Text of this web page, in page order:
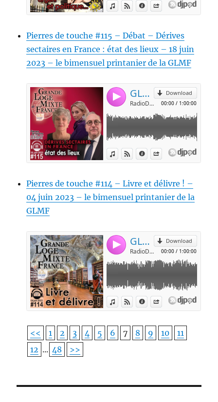
Pierres de touche #115 – Débat – Dérives
sectaires en France : état des lieux – 18 juin
2023 – le bimensuel printanier de la GLMF
Pierres de touche #114 – Livre et délivre ! –
04 juin 2023 – le bimensuel printanier de la
GLMF
<< 1 2 3 4 5 6 7 8 9 10
11
12 ... 48 >>